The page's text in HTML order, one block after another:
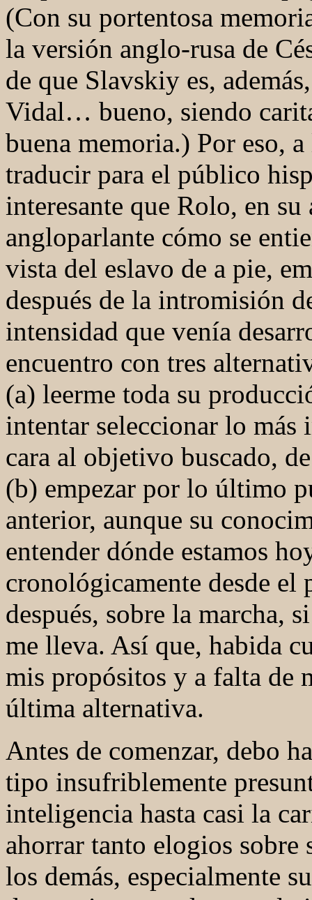
(Con su portentosa
la versión anglo-rusa de
de que Slavskiy es,
Vidal… bueno, siendo
buena memoria.) Por eso,
traducir para el público
interesante que Rolo, en
angloparlante cómo se
vista del eslavo de a pie,
después de la intromisión
intensidad que venía
encuentro con tres
(a) leerme toda su
intentar seleccionar lo más
cara al objetivo buscado,
(b) empezar por lo último
anterior, aunque su
entender dónde estamos
cronológicamente desde
después, sobre la marcha,
me lleva. Así que, habida
mis propósitos y a falta de
última alternativa.
Antes de comenzar, debo
tipo insufriblemente
inteligencia hasta casi la
ahorrar tanto elogios
los demás, especialmente